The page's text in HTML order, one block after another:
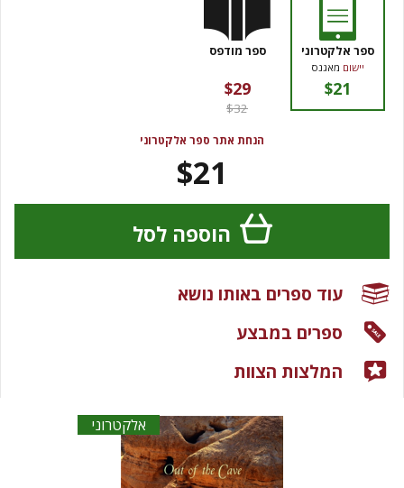
אלקטרוני
ספר אלקטרוני
יישום מאגנס
$21
ספר מודפס
$29
$32
הנחת אתר ספר אלקטרוני
$21
הוספה לסל
עוד ספרים באותו נושא
ספרים במבצע
המלצות הצוות